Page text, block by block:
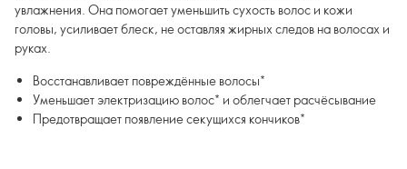
увлажнения. Она помогает уменьшить сухость волос и кожи
головы, усиливает блеск, не оставляя жирных следов на волосах и
руках.
Восстанавливает повреждённые волосы*
Уменьшает электризацию волос* и облегчает расчёсывание
Предотвращает появление секущихся кончиков*